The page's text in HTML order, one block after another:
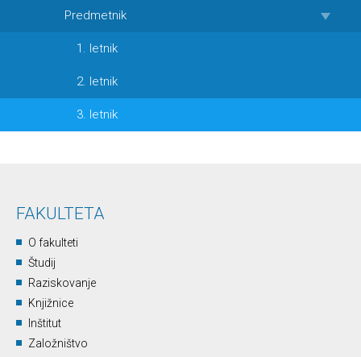
Predmetnik
1. letnik
2. letnik
3. letnik
FAKULTETA
O fakulteti
Študij
Raziskovanje
Knjižnice
Inštitut
Založništvo